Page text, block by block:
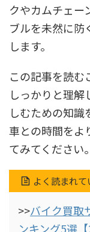
クやカムチェー
ブルを未然に防
します。
この記事を読む
しっかりと理
しむための知
車との時間をよ
てみてください。
よく読まれ
>>バイク買取
ンキング5選